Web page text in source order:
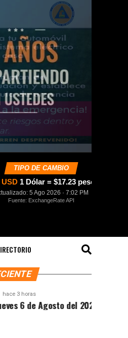
TIPO DE CAMBIO
USD 1 Dólar = $17.23 pesos
5 Ago 2026 · 7:02 PM
Fuente: ExchangeRate API
hace 3 horas
Agosto del 2026